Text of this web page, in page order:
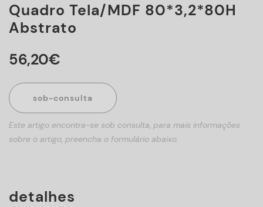
Quadro Tela/MDF 80*3,2*80H
Abstrato
56,20€
sob-consulta
Este artigo encontra-se sob consulta, para mais informações
sobre o artigo, preencha o formulário abaixo.
detalhes